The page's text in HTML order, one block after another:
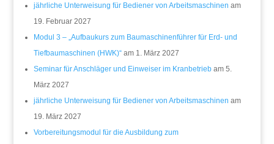
jährliche Unterweisung für Bediener von Arbeitsmaschinen am
19. Februar 2027
Modul 3 – „Aufbaukurs zum Baumaschinenführer für Erd- und
Tiefbaumaschinen (HWK)“am 1. März 2027
Seminar für Anschläger und Einweiser im Kranbetriebam 5.
März 2027
jährliche Unterweisung für Bediener von Arbeitsmaschinen am
19. März 2027
Vorbereitungsmodul für die Ausbildung zum